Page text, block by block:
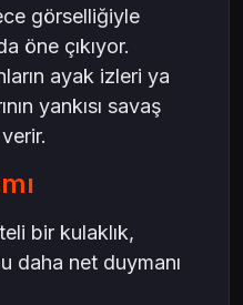
görselliğiyle
öne çıkıyor.
ayak izleri ya
yankısı savaş
bir kulaklık,
daha net duymanı